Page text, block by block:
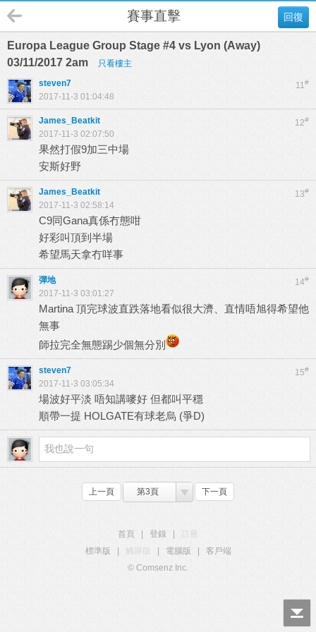
回復
賽事直擊
Europa League Group Stage #4 vs Lyon (Away)
03/11/2017 2am
只看樓主
11#
steven7
2017-11-3 01:04:48
12#
James_Beatkit
2017-11-3 02:07:50
果然打假9加三中場
安斯好野
13#
James_Beatkit
2017-11-3 02:58:14
C9同Gana真係冇態咁
好彩叫頂到半場
希望馬天拿冇咩事
14#
彈地
2017-11-3 03:01:27
Martina 頂完球波直跌落地看似很大濟、直情唔旭得希望他
無事
師拉完全無態踢少個無分別
15#
steven7
2017-11-3 03:05:34
場波好平淡 唔知講嘜好 但都叫平穩
順帶一提 HOLGATE有球老烏 (爭D)
上一頁 第3頁 下一頁
首頁 登錄
標準版
觸屏版 電腦版
客戶端
© Comsenz Inc.